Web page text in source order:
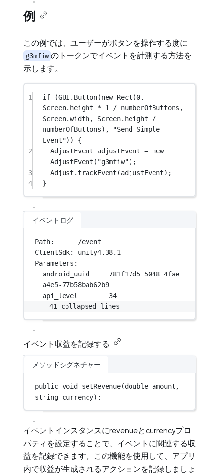
例
この例では、ユーザーがボタンを操作する度に
g3mfiw のトークンでイベントを計測する方法を
示します。
1 if (GUI. Button(new Rect (0,
Screen.height * 1 / numberOfButtons,
Screen.width, Screen.height
/
numberOfButtons),
"Send Simple
Event")) {
2
AdjustEvent adjustEvent = new
AdjustEvent ( "g3mfiw");
3
Adjust.trackEvent (adjustEvent);
4
}
イベントログ
Path:      /event
ClientSdk: unity4.38.1
Parameters:
android_uuid     781f17d5-5048-4fae-
a4e5-77b58bab62b9
api_level        34
41 collapsed lines
イベント収益を記録する
メソッドシグネチャー
public void setRevenue(double amount
string currency);
イベントインスタンスにrevenueとcurrencyプロ
パティを設定することで、イベントに関連する収
益を記録できます。この機能を使用して、アプリ
内で収益が生成されるアクションを記録しましょ